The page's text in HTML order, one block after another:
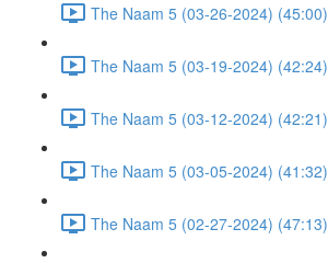
The Naam 5 (03-26-2024) (45:00)
The Naam 5 (03-19-2024) (42:24)
The Naam 5 (03-12-2024) (42:21)
The Naam 5 (03-05-2024) (41:32)
The Naam 5 (02-27-2024) (47:13)